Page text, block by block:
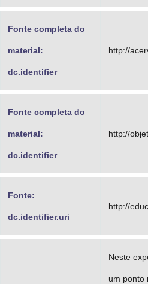
Fonte completa do
material:
dc.identifier
http://
Fonte completa do
material:
dc.identifier
http://
Fonte:
dc.identifier.uri
http://
Neste
um ponto